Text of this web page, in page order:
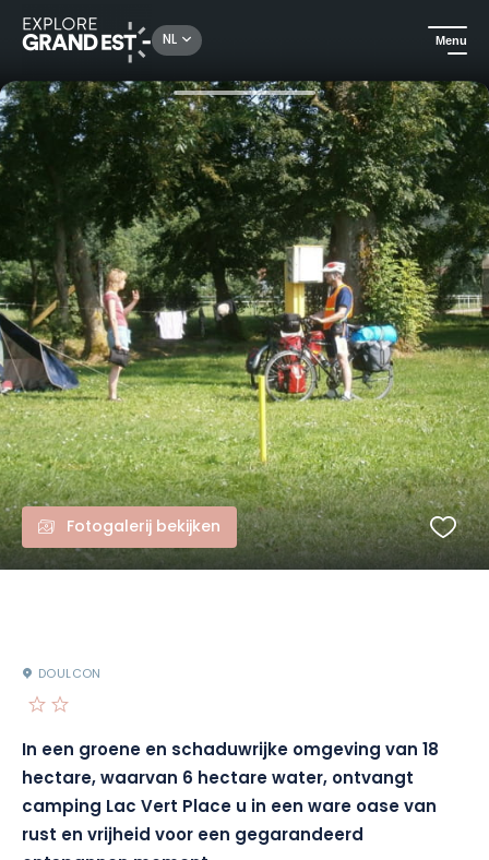
NL Menu
Kijk je ogen uit in de Grand Est Campings en huurmogelijkheden in de buitenlucht
Fotogalerij bekijken
DOULCON
In een groene en schaduwrijke omgeving van 18
hectare, waarvan 6 hectare water, ontvangt
camping Lac Vert Place u in een ware oase van
rust en vrijheid voor een gegarandeerd